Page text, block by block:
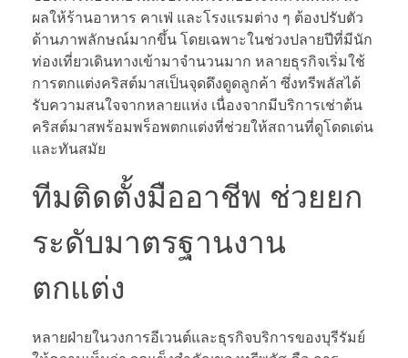
ผลให้ร้านอาหาร คาเฟ่ และโรงแรมต่าง ๆ ต้องปรับตัว
ด้านภาพลักษณ์มากขึ้น โดยเฉพาะในช่วงปลายปีที่มีนัก
ท่องเที่ยวเดินทางเข้ามาจำนวนมาก หลายธุรกิจเริ่มใช้
การตกแต่งคริสต์มาสเป็นจุดดึงดูดลูกค้า ซึ่งทรีพลัสได้
รับความสนใจจากหลายแห่ง เนื่องจากมีบริการเช่าต้น
คริสต์มาสพร้อมพร็อพตกแต่งที่ช่วยให้สถานที่ดูโดดเด่น
และทันสมัย
ทีมติดตั้งมืออาชีพ ช่วยยก
ระดับมาตรฐานงาน
ตกแต่ง
หลายฝ่ายในวงการอีเวนต์และธุรกิจบริการของบุรีรัมย์